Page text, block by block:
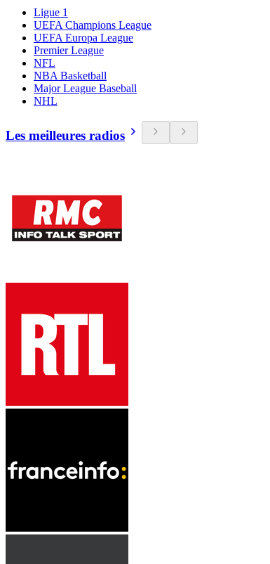
Ligue 1
UEFA Champions League
UEFA Europa League
Premier League
NFL
NBA Basketball
Major League Baseball
NHL
Les meilleures radios